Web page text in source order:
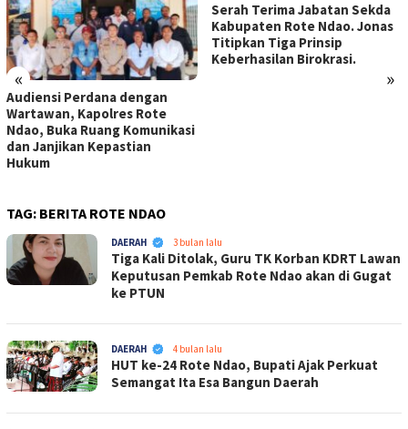
« »
Audiensi Perdana dengan
Wartawan, Kapolres Rote
Ndao, Buka Ruang Komunikasi
dan Janjikan Kepastian
Hukum
Serah Terima Jabatan Sekda
Kabupaten Rote Ndao. Jonas
Titipkan Tiga Prinsip
Keberhasilan Birokrasi.
TAG: BERITA ROTE NDAO
DAERAH
PENA-
EMAS.COM
3 bulan lalu
Tiga Kali Ditolak, Guru TK Korban KDRT Lawan
Keputusan Pemkab Rote Ndao akan di Gugat
ke PTUN
DAERAH
PENA-
EMAS.COM
4 bulan lalu
HUT ke-24 Rote Ndao, Bupati Ajak Perkuat
Semangat Ita Esa Bangun Daerah